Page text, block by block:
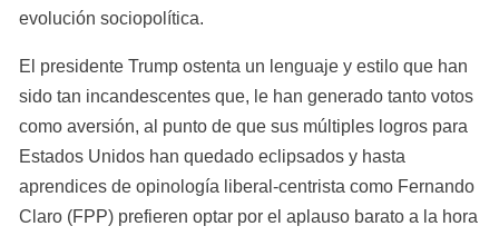
evolución sociopolítica.
El presidente Trump ostenta un lenguaje y estilo que han
sido tan incandescentes que, le han generado tanto votos
como aversión, al punto de que sus múltiples logros para
Estados Unidos han quedado eclipsados y hasta
aprendices de opinología liberal-centrista como Fernando
Claro (FPP) prefieren optar por el aplauso barato a la hora